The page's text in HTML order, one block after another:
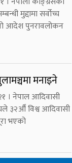
मुद्दामा सर्वोच्च
आदेश पुनरावलोकन
मनाइने
। नेपाल आदिवासी
३२औँ विश्व आदिवासी
भएको